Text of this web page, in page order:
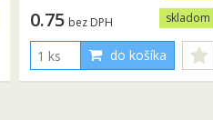
skladom
0.75 bez DPH
do košíka